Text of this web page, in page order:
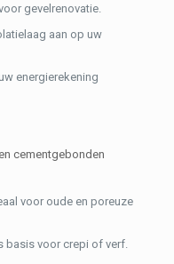
gevelrenovatie.
aan op uw
energierekening
cementgebonden
voor oude en poreuze
basis voor crepi of verf.